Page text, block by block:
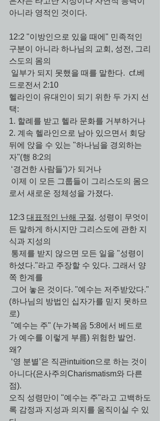
아니라 영적인 것이다.
12:2 "이방인으로 있을 때에" 민족적인
구분이 아니라 하나님의 교회, 성전, 그리
스도의 몸의
드로전서 2:10
헬라인이 유대인이 되기 위한 두 가지 선
택:
1. 할례를 받고 헬라 문화를 거부하거나
2. 계속 헬라인으로 남아 있으면서 회당
뒤에 앉을 수 있는 "하나님을 경외하는
자"(행 8:2의
‘경건한 사람들’)가 되거나
로서 새로운 정체성을 가졌다.
12:3 대표적인 난해 구절. 성령이 무엇이
든 말하게 하시지만 그리스도에 관한 지
식과 지성의
하셨다."라고 주장할 수 있다. 그래서 양
쪽 한계를
(하나님의 방법인 십자가를 믿지 못하므
로)
가 예수를 이렇게 부름) 위험한 발언.
왜?
아니다(은사주의Charismatism와 다른
점).
오직 성령만이 "예수는 주"라고 고백하도
록 감정과 지성과 의지를 움직이실 수 있